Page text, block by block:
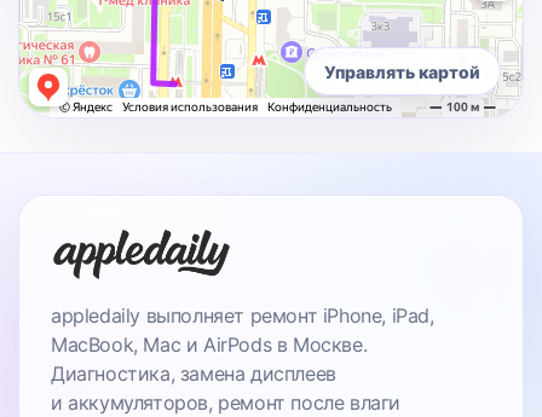
Управлять картой
appledaily выполняет ремонт iPhone, iPad,
MacBook, Mac и AirPods в Москве.
Диагностика, замена дисплеев
и аккумуляторов, ремонт после влаги